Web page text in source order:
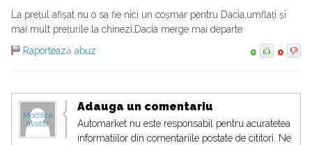
La prețul afișat nu o sa fie nici un coșmar pentru Dacia,umflați și
mai mult prețurile la chinezi,Dacia merge mai departe
Raportează abuz
0 0
Modifica
avatar
Adauga un comentariu
Automarket nu este responsabil pentru acuratetea
informatiilor din comentariile postate de cititori. Ne